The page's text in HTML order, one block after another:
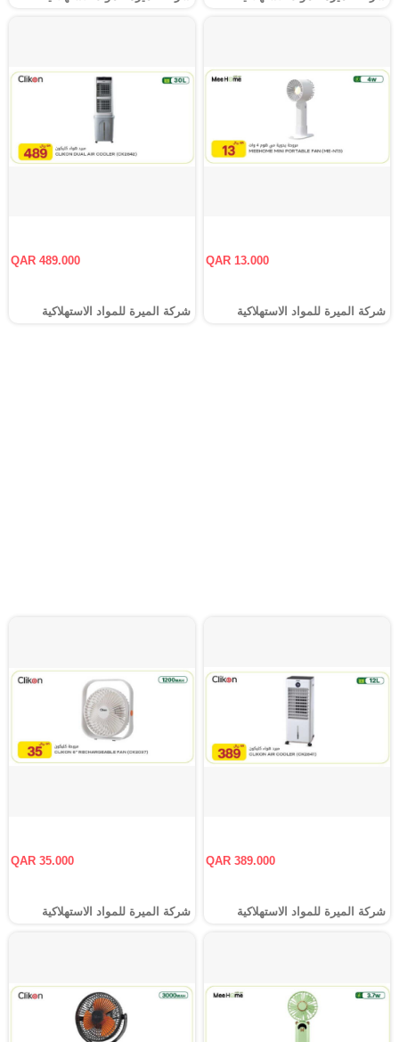
QAR 13.000
شركة الميرة للمواد الاستهلاكية
QAR 489.000
شركة الميرة للمواد الاستهلاكية
QAR 389.000
شركة الميرة للمواد الاستهلاكية
QAR 35.000
شركة الميرة للمواد الاستهلاكية